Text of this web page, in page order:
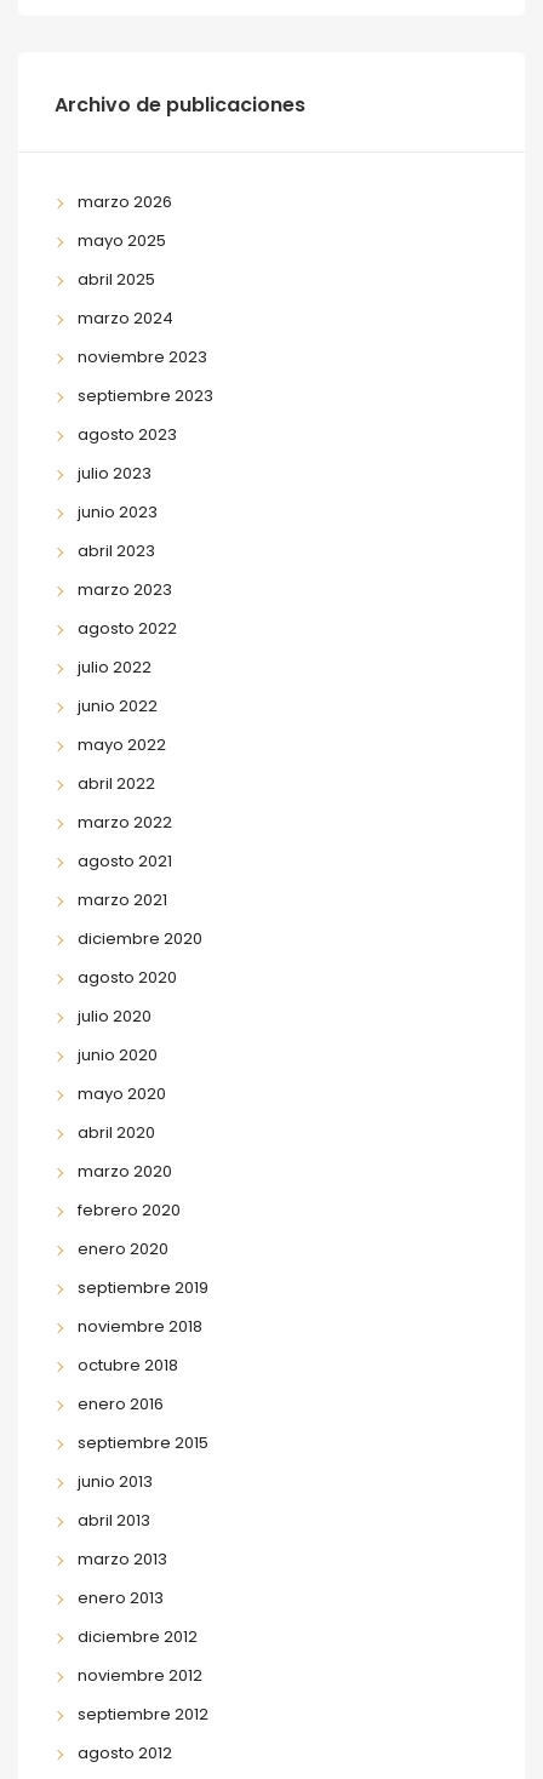
Archivo de publicaciones
marzo 2026
mayo 2025
abril 2025
marzo 2024
noviembre 2023
septiembre 2023
agosto 2023
julio 2023
junio 2023
abril 2023
marzo 2023
agosto 2022
julio 2022
junio 2022
mayo 2022
abril 2022
marzo 2022
agosto 2021
marzo 2021
diciembre 2020
agosto 2020
julio 2020
junio 2020
mayo 2020
abril 2020
marzo 2020
febrero 2020
enero 2020
septiembre 2019
noviembre 2018
octubre 2018
enero 2016
septiembre 2015
junio 2013
abril 2013
marzo 2013
enero 2013
diciembre 2012
noviembre 2012
septiembre 2012
agosto 2012